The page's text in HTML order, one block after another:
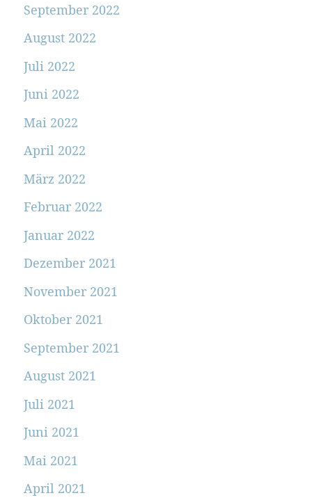
September 2022
August 2022
Juli 2022
Juni 2022
Mai 2022
April 2022
März 2022
Februar 2022
Januar 2022
Dezember 2021
November 2021
Oktober 2021
September 2021
August 2021
Juli 2021
Juni 2021
Mai 2021
April 2021